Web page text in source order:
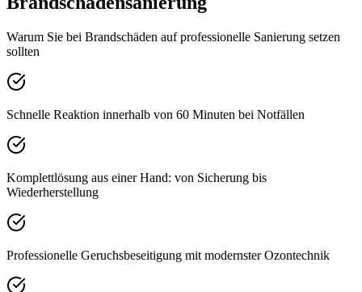
Warum Sie bei Brandschäden auf professionelle Sanierung setzen
sollten
Schnelle Reaktion innerhalb von 60 Minuten bei Notfällen
Komplettlösung aus einer Hand: von Sicherung bis
Wiederherstellung
Professionelle Geruchsbeseitigung mit modernster Ozontechnik